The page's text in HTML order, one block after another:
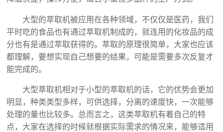
大型的萃取机被应用在各种领域，不仅仅是医药，我们
平时吃的食品也有通过萃取机制成的，就连用的化妆品的成
分也有是通过萃取获得的。萃取的原理很简单，大家也应该
都理解，要想实现自己想要的结果，可能是需要多次反复才
能完成的。
大型萃取机相对于小型的萃取机的话，它的优势会更加
明显，种类类型多样，可供选择，分离的速度快，一次能够
处理的量也比较多。总而言之，这类萃取机有着自己的特
点，大家在选择的时候就根据实际需求的情况来，能够适用